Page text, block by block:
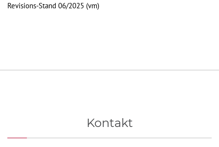
Revisions-Stand 06/2025 (vm)
Kontakt